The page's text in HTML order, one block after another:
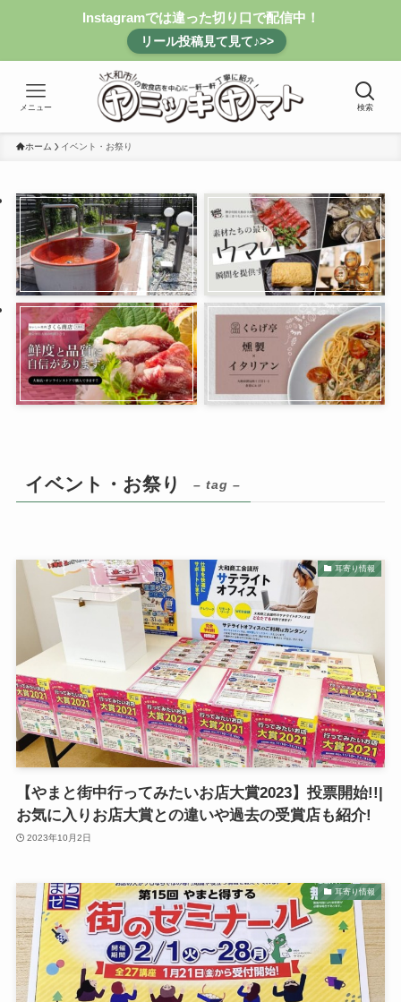
Instagramでは違った切り口で配信中！
リール投稿見て見て♪>>
検索
メニュー
ホーム イベント・お祭り
イベント・お祭り – tag –
耳寄り情報
【やまと街中行ってみたいお店大賞2023】投票開始!!|
お気に入りお店大賞との違いや過去の受賞店も紹介!
2023年10月2日
耳寄り情報